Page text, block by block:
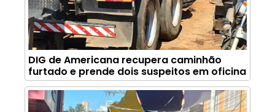
DIG de Americana recupera caminhão
furtado e prende dois suspeitos em oficina